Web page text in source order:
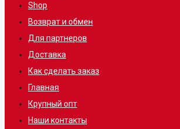
Shop
Возврат и обмен
Для партнеров
Доставка
Как сделать заказ
Главная
Крупный опт
Наши контакты